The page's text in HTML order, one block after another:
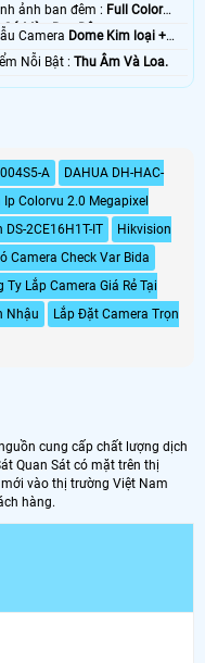
❃ Hình ảnh ban đêm : Full Color
Có Màu Ban Ðêm.
Mẫu Camera Dome Kim loại +
️✤ Điểm Nỗi Bật :Thu Âm Và Loa.
A
DAHUA DH-HAC-
Ip Colorvu 2.0 Megapixel
2CE16H1T-IT
Hikvision
Camera Check Var Bida
Ty Lắp Camera Giá Rẻ Tại
Nhậu
Lắp Đặt Camera Trọn
cung cấp chất lượng dịch
Quan Sát có mặt trên thị
vào thị trường Việt Nam
hàng.